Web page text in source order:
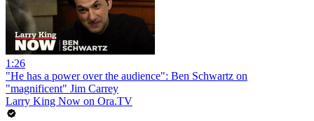
1:26
"He has a power over the audience": Ben Schwartz on
"magnificent" Jim Carrey
Larry King Now on Ora.TV